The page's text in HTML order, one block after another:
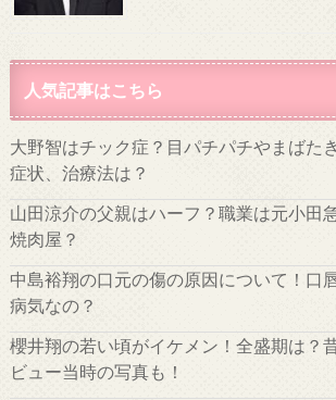
人気記事はこちら
大野智はチック症？目パチパチやまばた
症状、治療法は？
山田涼介の父親はハーフ？職業は元小田
焼肉屋？
中島裕翔の口元の傷の原因について！口
病気なの？
櫻井翔の若い頃がイケメン！全盛期は？
ビュー当時の写真も！